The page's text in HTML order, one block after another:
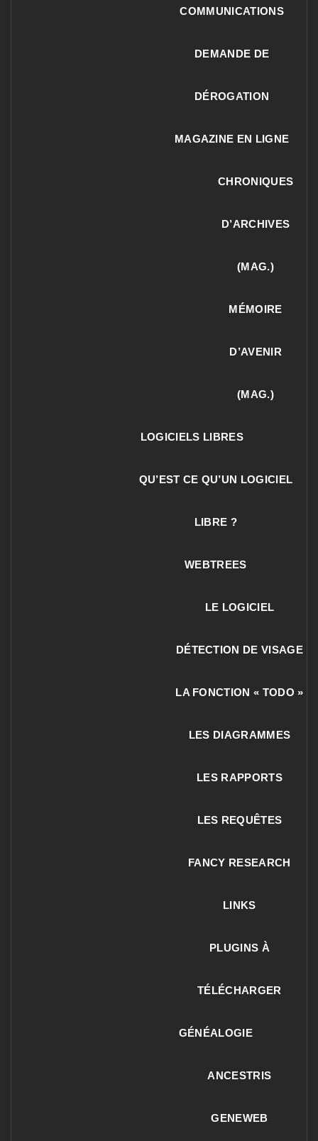
COMMUNICATIONS
DEMANDE DE
DÉROGATION
MAGAZINE EN LIGNE
CHRONIQUES
D’ARCHIVES
(MAG.)
MÉMOIRE
D’AVENIR
(MAG.)
LOGICIELS LIBRES
QU’EST CE QU’UN LOGICIEL
LIBRE ?
WEBTREES
LE LOGICIEL
DÉTECTION DE VISAGE
LA FONCTION « TODO »
LES DIAGRAMMES
LES RAPPORTS
LES REQUÊTES
FANCY RESEARCH
LINKS
PLUGINS À
TÉLÉCHARGER
GÉNÉALOGIE
ANCESTRIS
GENEWEB